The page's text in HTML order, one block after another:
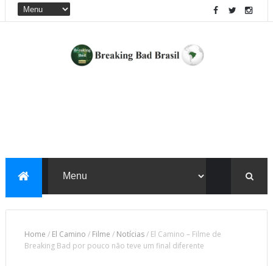
Home / El Camino / Filme / Notícias/ El Camino – Filme de
Breaking Bad por pouco não teve um final diferente